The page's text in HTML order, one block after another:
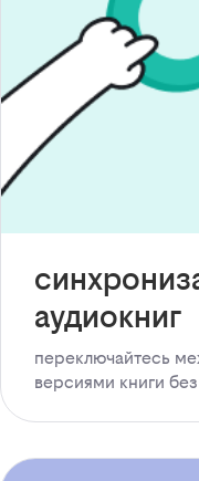
аудиокниг
переключайтесь
версиями книги